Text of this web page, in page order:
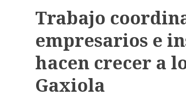
Trabajo
empresarios e
hacen crecer a
Gaxiola